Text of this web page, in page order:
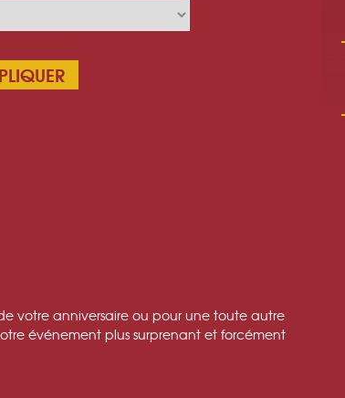
votre anniversaire ou pour une toute autre
événement plus surprenant et forcément